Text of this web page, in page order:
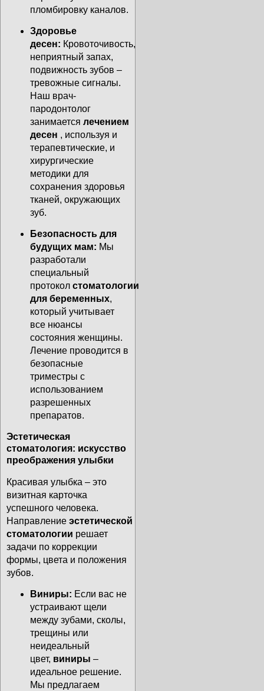
пломбировку каналов.
Здоровье
десен: Кровоточивость,
неприятный запах,
подвижность зубов –
тревожные сигналы.
Наш врач-
пародонтолог
занимается лечением
десен , используя и
терапевтические, и
хирургические
методики для
сохранения здоровья
тканей, окружающих
зуб.
Безопасность для
будущих мам: Мы
разработали
специальный
протокол стоматологии
для беременных,
который учитывает
все нюансы
состояния женщины.
Лечение проводится в
безопасные
триместры с
использованием
разрешенных
препаратов.
Эстетическая
стоматология: искусство
преображения улыбки
Красивая улыбка – это
визитная карточка
успешного человека.
Направление эстетической
стоматологии решает
задачи по коррекции
формы, цвета и положения
зубов.
Виниры: Если вас не
устраивают щели
между зубами, сколы,
трещины или
неидеальный
цвет, виниры –
идеальное решение.
Мы предлагаем